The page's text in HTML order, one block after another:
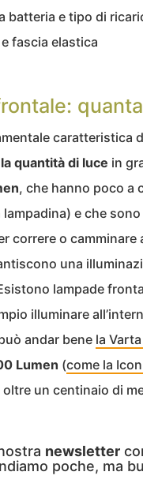
batteria e tipo di
fascia elastica
caratteristica
quantità di luce in
, che hanno poco a
lampadina) e che
correre o camminare
una
lampade
illuminare
andar bene la
Lumen (come la
un centinaio di
newsletter
poche, ma